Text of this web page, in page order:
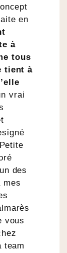
en
à
tous
tient à
vrai
des
mes
vous
team